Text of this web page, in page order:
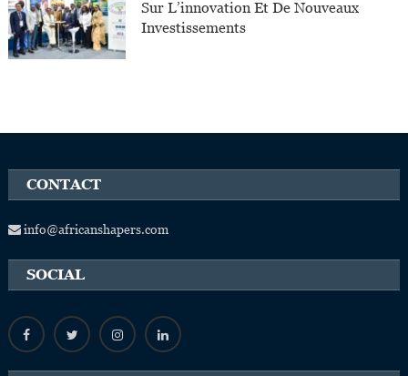
Sur L’innovation Et De Nouveaux
Investissements
CONTACT
info@africanshapers.com
SOCIAL